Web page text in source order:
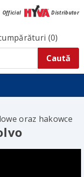
Official Distributor
(0)
oraz hakowce